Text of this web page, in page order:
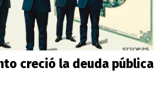
creció la deuda pública